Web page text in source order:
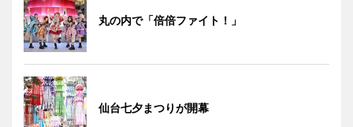
丸の内で「倍倍ファイト！」
仙台七夕まつりが開幕